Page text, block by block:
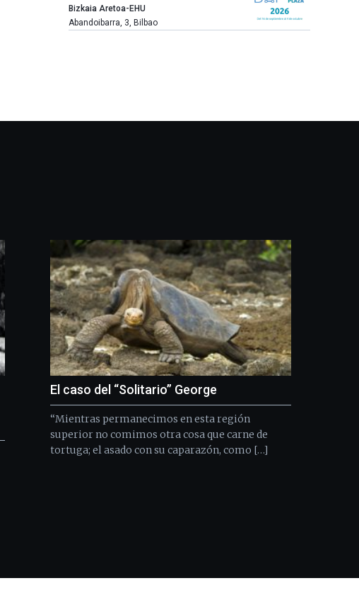
más,
Bilbao
la
Plaza
(BZP),
un
festival
que
llenará
la
ciudad
de
monólogos,
exposiciones,
conferencias,
docufórums
y
espectáculos
Bizkaia Aretoa-EHU
Abandoibarra, 3, Bilbao
El caso del “Solitario” George
“Mientras permanecimos en esta región
superior no comimos otra cosa que carne de
tortuga; el asado con su caparazón, como […]